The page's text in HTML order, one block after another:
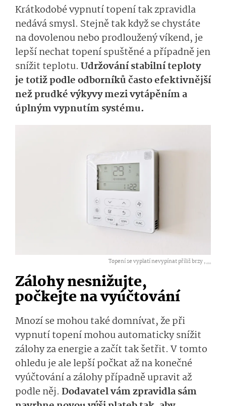
Krátkodobé vypnutí topení tak zpravidla
nedává smysl. Stejně tak když se chystáte
na dovolenou nebo prodloužený víkend, je
lepší nechat topení spuštěné a případně jen
snížit teplotu. Udržování stabilní teploty
je totiž podle odborníků často efektivnější
než prudké výkyvy mezi vytápěním a
úplným vypnutím systému.
Topení se vyplatí nevypínat příliš brzy ,...
Zálohy nesnižujte,
počkejte na vyúčtování
Mnozí se mohou také domnívat, že při
vypnutí topení mohou automaticky snížit
zálohy za energie a začít tak šetřit. V tomto
ohledu je ale lepší počkat až na konečné
vyúčtování a zálohy případně upravit až
podle něj. Dodavatel vám zpravidla sám